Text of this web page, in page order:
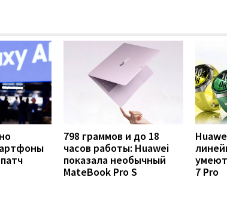
798 граммов и до 18
часов работы: Huawei
показала необычный
MateBook Pro S
умеют
7 Pro